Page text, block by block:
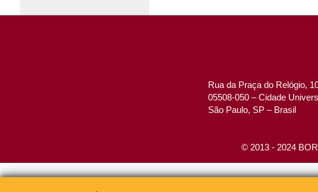
Rua da Praça do Relógio,
05508-050 – Cidade
São Paulo, SP – Brasil
© 2013 - 2024